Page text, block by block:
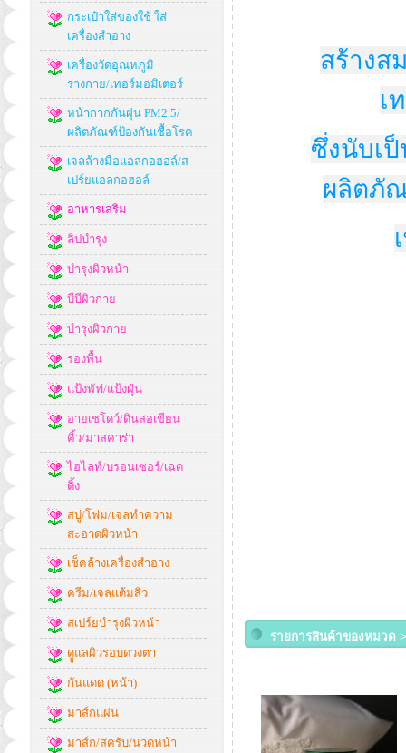
กระเป๋าใส่ของใช้ ใส่
เครื่องสำอาง
เครื่องวัดอุณหภูมิ
ร่างกาย/เทอร์มอมิเตอร์
หน้ากากกันฝุ่น PM2.5/
ผลิตภัณฑ์ป้องกันเชื้อโรค
เจลล้างมือแอลกอฮอล์/ส
เปร์ยแอลกอฮอล์
อาหารเสริม
ลิปบำรุง
บำรุงผิวหน้า
บีบีผิวกาย
บำรุงผิวกาย
รองพื้น
แป้งพัฟ/แป้งฝุ่น
อายเชโดว์/ดินสอเขียน
คิ้ว/มาสคาร่า
ไฮไลท์/บรอนเซอร์/เฉด
ดิ้ง
สบู่/โฟม/เจลทำความ
สะอาดผิวหน้า
เช็คล้างเครื่องสำอาง
ครีม/เจลแต้มสิว
สเปร์ยบำรุงผิวหน้า
ดููแลผิวรอบดวงตา
กันแดด (หน้า)
มาส์กแผ่น
มาส์ก/สครับ/นวดหน้า
สร้างส
เ
ซึ่งนับเ
ผลิตภั
รายการสินค้าของหมวด